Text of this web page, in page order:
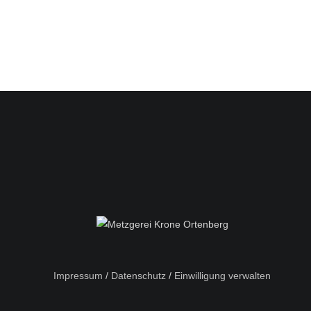
Impressum / Datenschutz / Einwilligung verwalten